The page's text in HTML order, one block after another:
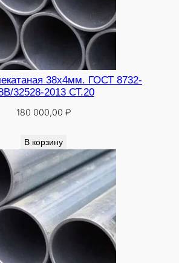
38х4мм. ГОСТ 8732-
32528-2013 СТ.20
180 000,00 ₽
В корзину